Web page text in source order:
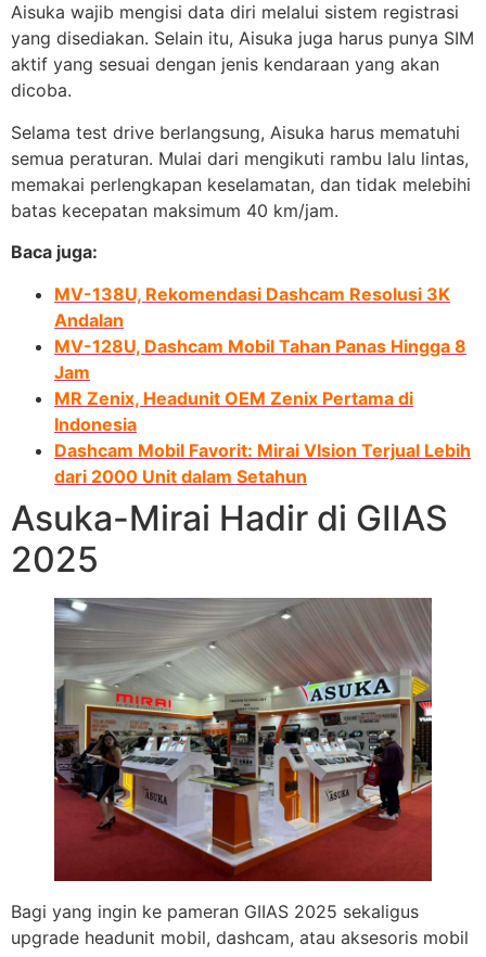
Aisuka wajib mengisi data diri melalui sistem registrasi
yang disediakan. Selain itu, Aisuka juga harus punya SIM
aktif yang sesuai dengan jenis kendaraan yang akan
dicoba.
Selama test drive berlangsung, Aisuka harus mematuhi
semua peraturan. Mulai dari mengikuti rambu lalu lintas,
memakai perlengkapan keselamatan, dan tidak melebihi
batas kecepatan maksimum 40 km/jam.
Baca juga:
MV-138U, Rekomendasi Dashcam Resolusi 3K
Andalan
MV-128U, Dashcam Mobil Tahan Panas Hingga 8
Jam
MR Zenix, Headunit OEM Zenix Pertama di
Indonesia
Dashcam Mobil Favorit: Mirai VIsion Terjual Lebih
dari 2000 Unit dalam Setahun
Asuka-Mirai Hadir di GIIAS
2025
Bagi yang ingin ke pameran GIIAS 2025 sekaligus
upgrade headunit mobil, dashcam, atau aksesoris mobil